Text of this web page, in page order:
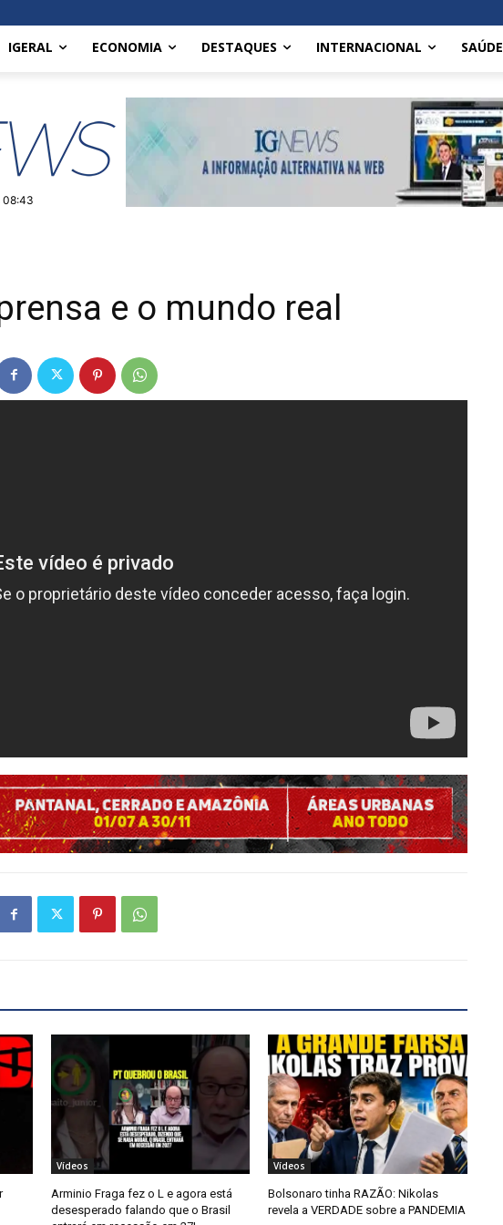
IGERAL ECONOMIA DESTAQUES INTERNACIONAL SAÚDE
08:43
e o mundo real
Vídeos
Arminio Fraga fez o L e agora está
desesperado falando que o Brasil
Vídeos
Bolsonaro tinha RAZÃO: Nikolas
revela a VERDADE sobre a PANDEMIA